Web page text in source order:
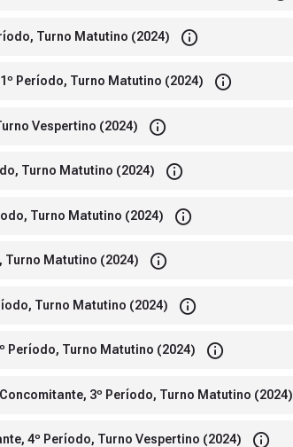
Turno Matutino (2024)
Período, Turno Matutino (2024)
Vespertino (2024)
Turno Matutino (2024)
Turno Matutino (2024)
Turno Matutino (2024)
Turno Matutino (2024)
Período, Turno Matutino (2024)
3º Período, Turno Matutino (2024)
4º Período, Turno Vespertino (2024)